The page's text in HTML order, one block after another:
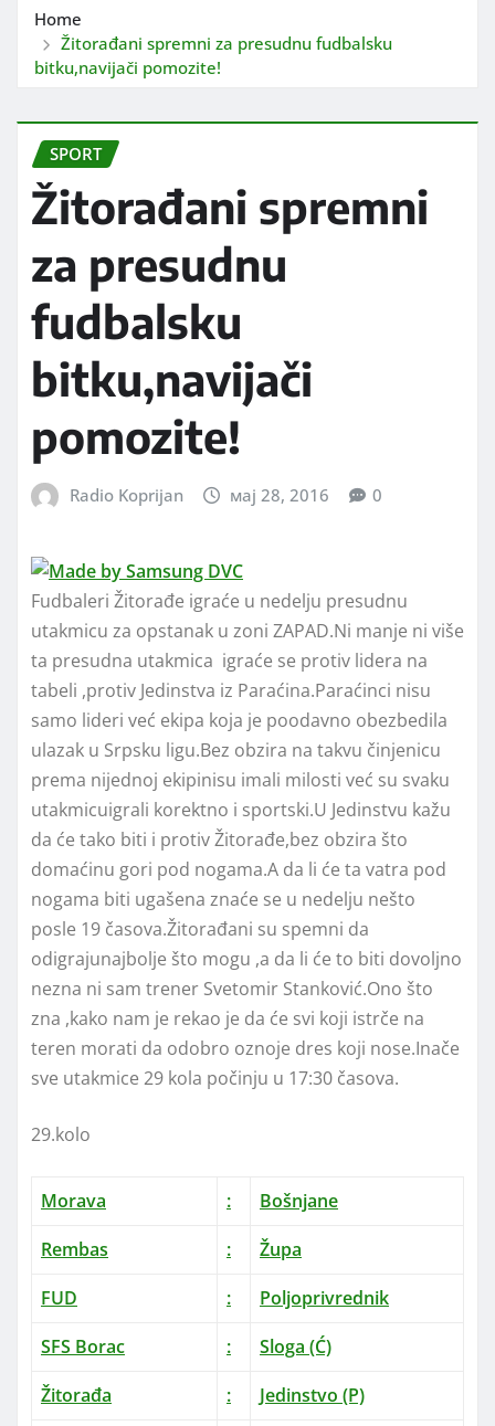
Home
Žitorađani spremni za presudnu fudbalsku
bitku,navijači pomozite!
SPORT
Žitorađani spremni
za presudnu
fudbalsku
bitku,navijači
pomozite!
Radio Koprijan мај 28, 2016 0
Fudbaleri Žitorađe igraće u nedelju presudnu
utakmicu za opstanak u zoni ZAPAD.Ni manje ni više
ta presudna utakmica igraće se protiv lidera na
tabeli ,protiv Jedinstva iz Paraćina.Paraćinci nisu
samo lideri već ekipa koja je poodavno obezbedila
ulazak u Srpsku ligu.Bez obzira na takvu činjenicu
prema nijednoj ekipinisu imali milosti već su svaku
utakmicuigrali korektno i sportski.U Jedinstvu kažu
da će tako biti i protiv Žitorađe,bez obzira što
domaćinu gori pod nogama.A da li će ta vatra pod
nogama biti ugašena znaće se u nedelju nešto
posle 19 časova.Žitorađani su spemni da
odigrajunajbolje što mogu ,a da li će to biti dovoljno
nezna ni sam trener Svetomir Stanković.Ono što
zna ,kako nam je rekao je da će svi koji istrče na
teren morati da odobro oznoje dres koji nose.Inače
sve utakmice 29 kola počinju u 17:30 časova.
29.kolo
Morava :
Bošnjane
Rembas
:
Župa
FUD
:
Poljoprivrednik
SFS Borac
:
Sloga (Ć)
Žitorađa
:
Jedinstvo (P)